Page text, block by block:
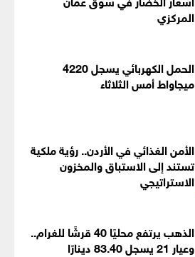
المركزي
الحمل الكهربائي يسجل 4220
ميجاواط أمس الثلاثاء
الأمن الغذائي في الأردن.. رؤية ملكية
تستند إلى الاستباق والمخزون
الاستراتيجي
الذهب يرتفع محليًا 40 قرشًا للغرام..
وعيار 21 يسجل 83.40 دينارًا